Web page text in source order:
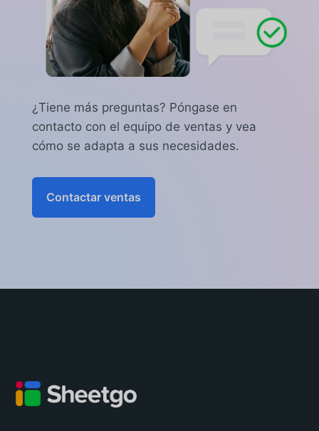
cubrir los gastos de tramitación.
¿Tiene más preguntas? Póngase en
contacto con el equipo de ventas y vea
cómo se adapta a sus necesidades.
Contactar ventas